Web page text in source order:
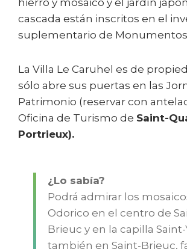
hierro y mosaico y el jardín
cascada están inscritos en el
suplementario de Monumentos
La Villa Le Caruhel es de
sólo abre sus puertas en las
Patrimonio (reservar con
Oficina de Turismo de Saint-
Portrieux).
¿Lo sabía?
Podrá admirar los
Odorico en el centro de
Brieuc y en la capilla Saint-
también en Saint-Brieuc,